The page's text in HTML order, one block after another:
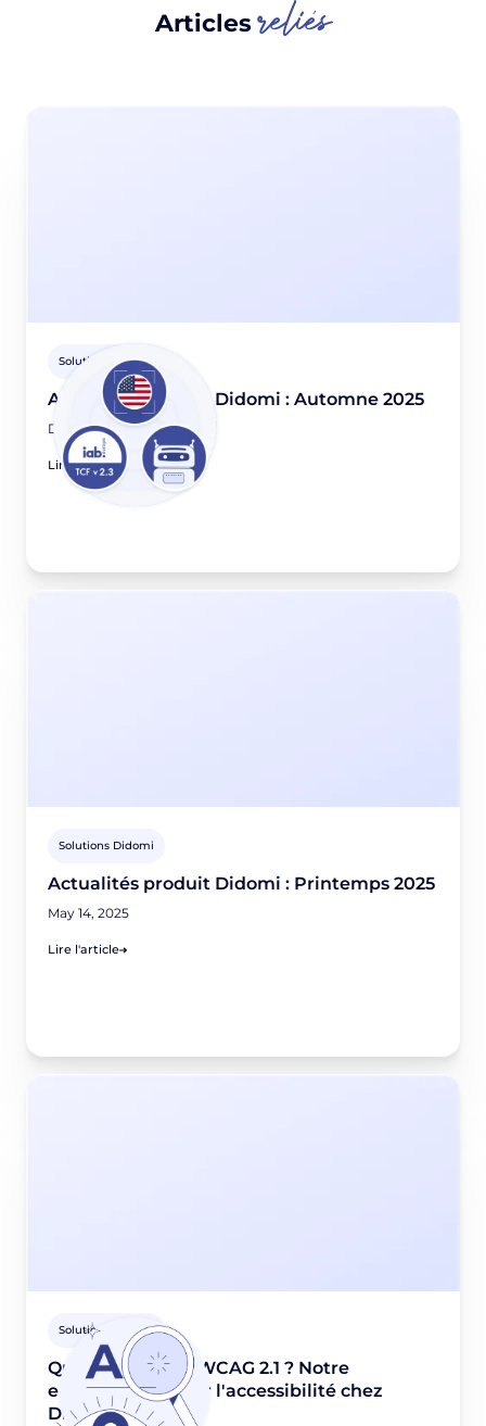
Articlesreliés
Solutions Didomi
Actualités produit Didomi : Automne 2025
December 2, 2025
Lire l'article
Solutions Didomi
Actualités produit Didomi : Printemps 2025
May 14, 2025
Lire l'article
Solutions Didomi
Qu'est-ce que le WCAG 2.1 ? Notre
engagement pour l'accessibilité chez
Didomi